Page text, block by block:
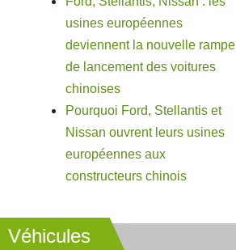
usines européennes
deviennent la nouvelle rampe
de lancement des voitures
chinoises
Pourquoi Ford, Stellantis et
Nissan ouvrent leurs usines
européennes aux
constructeurs chinois
Véhicules